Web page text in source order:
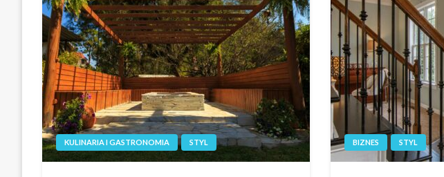
KULINARIA I GASTRONOMIA STYL BIZNES STYL